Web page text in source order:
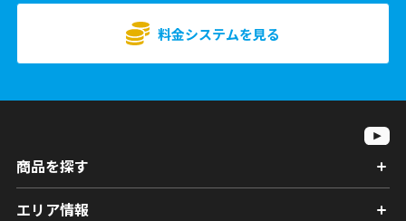
料金システムを見る
商品を探す
エリア情報